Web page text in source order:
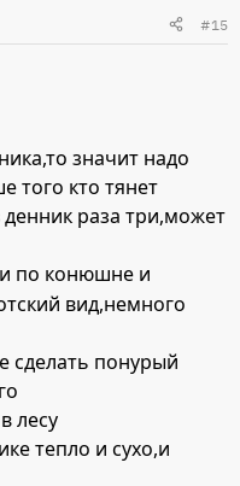
#15
значит надо
того кто тянет
раза три,может
по конюшне и
вид,немного
сделать понурый
лесу
тепло и сухо,и